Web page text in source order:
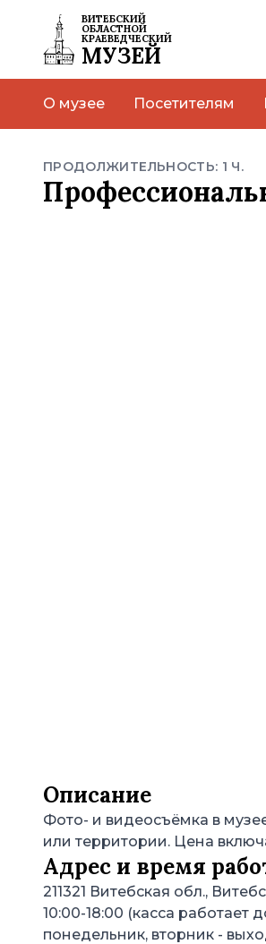
ВИТЕБСКИЙ
ОБЛАСТНОЙ
КРАЕВЕДЧЕСКИЙ
МУЗЕЙ
О музее Посетителям
ПРОДОЛЖИТЕЛЬНОСТЬ: 1 Ч.
Описание
Фото- и видеосъёмка в
или территории. Цена
Адрес и время
211321 Витебская обл.,
10:00-18:00 (касса работает
понедельник, вторник -